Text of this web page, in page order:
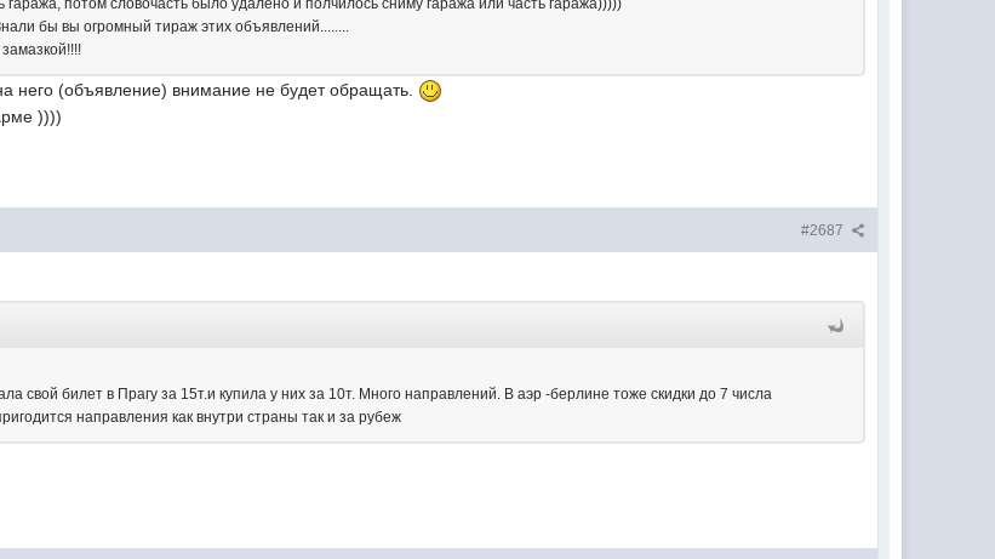
потом словочасть было удалено и полчилось сниму гаража или часть гаража)))))
бы вы огромный тираж этих объявлений........
него (объявление) внимание не будет обращать.
))))
#2687
свой билет в Прагу за 15т.и купила у них за 10т. Много направлений. В аэр -берлине тоже скидки до 7 числа
направления как внутри страны так и за рубеж